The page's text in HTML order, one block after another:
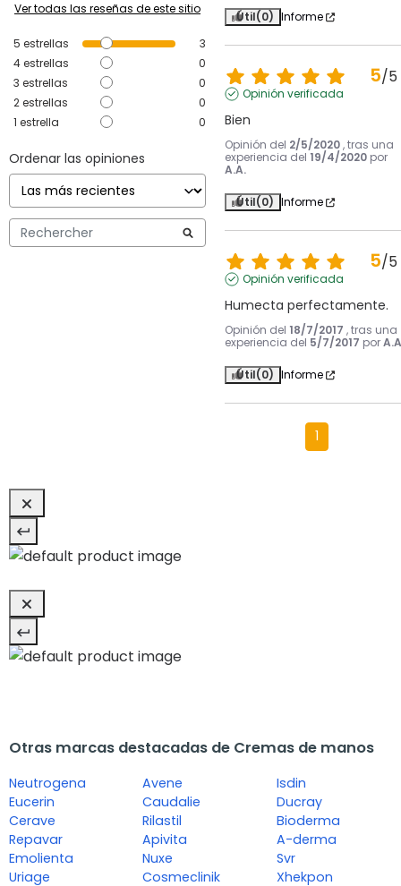
Ver todas las reseñas de este sitio
5 estrellas
3
4estrellas
0
3 estrellas
0
2estrellas
0
1 estrella 0
Ordenar las opiniones
Útil(0) Informe
5/5
Opinión verificada
Bien
Opinión del 2/5/2020 , tras una
experiencia del 19/4/2020 por
A.A.
Útil(0) Informe
5/5
Opinión verificada
Humecta perfectamente.
Opinión del 18/7/2017 , tras una
experiencia del 5/7/2017 por
Útil(0) Informe
1
Otras marcas destacadas de Cremas de manos
Neutrogena
Eucerin
Cerave
Repavar
Emolienta
Uriage
Avene
Caudalie
Rilastil
Apivita
Nuxe
Cosmeclinik
Isdin
Ducray
Bioderma
A-derma
Svr
Xhekpon